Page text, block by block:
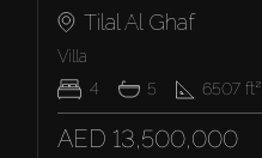
Tilal Al Ghaf
Villa
4
5 6507 ft²
AED 13,500,000